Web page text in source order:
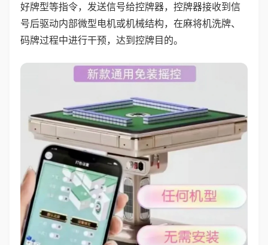
好牌型等指令，发送信号给控牌器，控牌器接收到信
号后驱动内部微型电机或机械结构，在麻将机洗牌、
码牌过程中进行干预，达到控牌目的。